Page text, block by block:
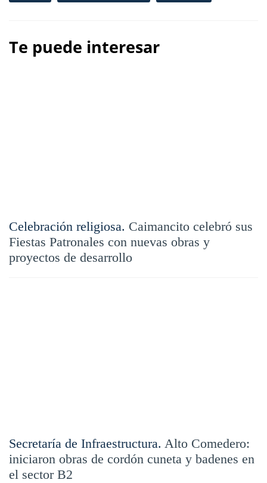
Te puede interesar
Celebración religiosa. Caimancito celebró sus
Fiestas Patronales con nuevas obras y
proyectos de desarrollo
Secretaría de Infraestructura. Alto Comedero:
iniciaron obras de cordón cuneta y badenes en
el sector B2